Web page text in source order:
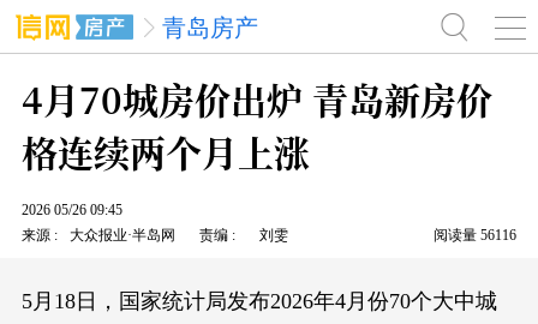
青岛房产
4月70城房价出炉 青岛新房价
格连续两个月上涨
2026 05/26 09:45
来源
大众报业·半岛网 责编 刘雯 阅读量 56116
5月18日，国家统计局发布2026年4月份70个大中城